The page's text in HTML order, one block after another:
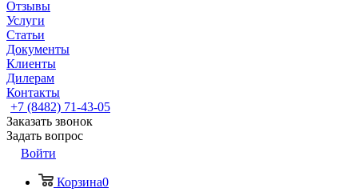
Отзывы
Услуги
Статьи
Документы
Клиенты
Дилерам
Контакты
+7 (8482) 71-43-05
Заказать звонок
Задать вопрос
Войти
Корзина0